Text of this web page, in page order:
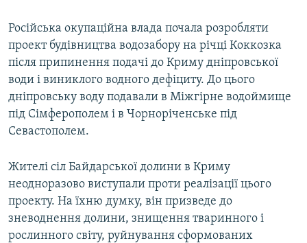
Усі сайти RFE/RL
Російська окупаційна влада почала розробляти
проект будівництва водозабору на річці Коккозка
після припинення подачі до Криму дніпровської
води і виниклого водного дефіциту. До цього
дніпровську воду подавали в Міжгірне водоймище
під Сімферополем і в Чорноріченське під
Севастополем.
Жителі сіл Байдарської долини в Криму
неодноразово виступали проти реалізації цього
проекту. На їхню думку, він призведе до
зневоднення долини, знищення тваринного і
рослинного світу, руйнування сформованих